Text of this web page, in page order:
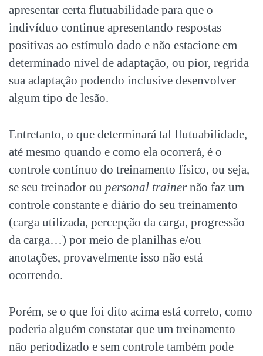
apresentar certa flutuabilidade para que o
indivíduo continue apresentando respostas
positivas ao estímulo dado e não estacione em
determinado nível de adaptação, ou pior, regrida
sua adaptação podendo inclusive desenvolver
algum tipo de lesão.
Entretanto, o que determinará tal flutuabilidade,
até mesmo quando e como ela ocorrerá, é o
controle contínuo do treinamento físico, ou seja,
se seu treinador ou personal trainernão faz um
controle constante e diário do seu treinamento
(carga utilizada, percepção da carga, progressão
da carga…) por meio de planilhas e/ou
anotações, provavelmente isso não está
ocorrendo.
Porém, se o que foi dito acima está correto, como
poderia alguém constatar que um treinamento
não periodizado e sem controle também pode